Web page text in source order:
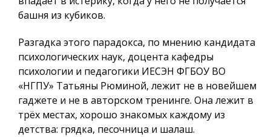
башня из кубиков.
Разгадка этого парадокса, по мнению кандидата
психологических наук, доцента кафедры
психологии и педагогики ИЕСЭН ФГБОУ ВО
«НГПУ» Татьяны Рюминой, лежит не в новейшем
гаджете и не в авторском тренинге. Она лежит в
трёх местах, хорошо знакомых каждому из
детства: грядка, песочница и шалаш.